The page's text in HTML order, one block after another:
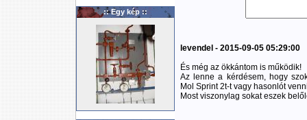
:: Egy kép ::
levendel - 2015-09-05 05:29:00
És még az ökkántom is működik!
Az lenne a kérdésem, hogy
Mol Sprint 2t-t vagy hasonlót
Most viszonylag sokat eszek